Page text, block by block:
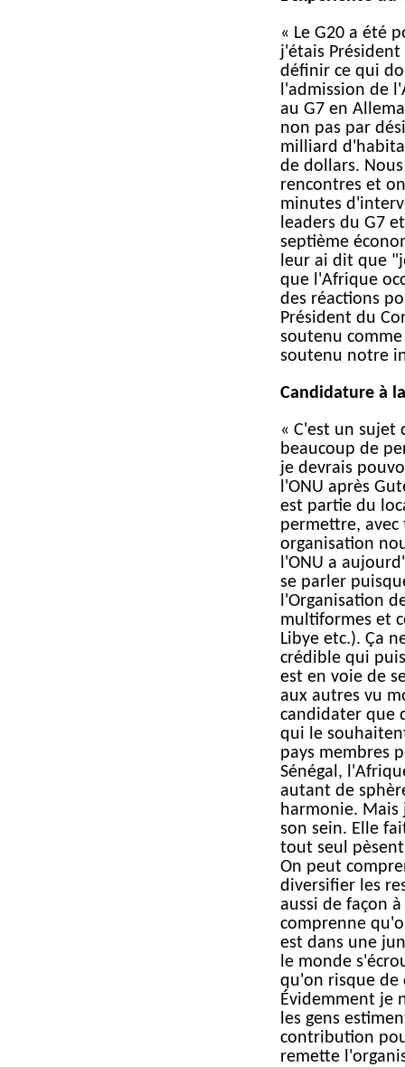
« Le G20 a été
j'étais
définir ce qui
l'admission de
au G7 en
non pas par
milliard
de dollars.
rencontres et
minutes
leaders du G7
septième
leur ai dit que
que l'Afrique
des réactions
Président du
soutenu
soutenu notre
Candidature à
« C'est un sujet
beaucoup de
je devrais
l'ONU après
est partie du
permettre,
organisation
l'ONU a
se parler
l'Organisation
multiformes et
Libye etc.). Ça
crédible qui
est en voie de
aux autres vu
candidater que
qui le
pays membres
Sénégal,
autant de
harmonie. Mais
son sein. Elle
tout seul
On peut
diversifier les
aussi de façon
comprenne
est dans une
le monde
qu'on risque de
Évidemment je
les gens
contribution
remette